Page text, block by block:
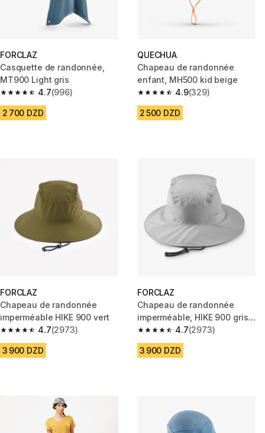
FORCLAZ
Casquette de randonnée,
MT900 Light gris
4.7
4.7 out of 5 stars from 996 reviews
(996)
2 700 DZD
QUECHUA
Chapeau de randonnée
enfant, MH500 kid beige
4.9
4.9 out of 5 stars from 329
(329)
2 500 DZD
FORCLAZ
Chapeau de randonnée
imperméable HIKE 900 vert
4.7
4.7 out of 5 stars from 2973 reviews
(2973)
3 900 DZD
FORCLAZ
Chapeau de randonnée
imperméable, HIKE 900 gris
clair
4.7
4.7 out of 5 stars from 2973
(2973)
3 900 DZD